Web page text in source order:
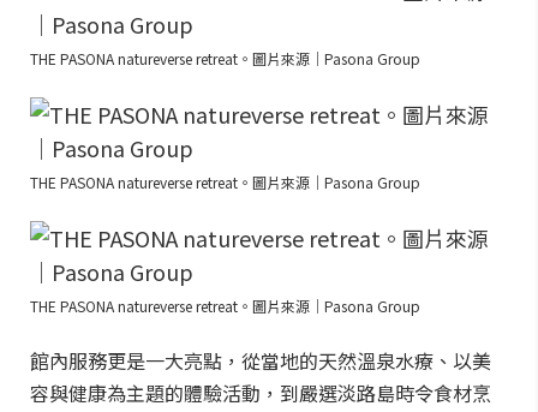
THE PASONA natureverse retreat。圖片來源｜Pasona Group
THE PASONA natureverse retreat。圖片來源｜Pasona Group
THE PASONA natureverse retreat。圖片來源｜Pasona Group
館內服務更是一大亮點，從當地的天然溫泉水療、以美
容與健康為主題的體驗活動，到嚴選淡路島時令食材烹